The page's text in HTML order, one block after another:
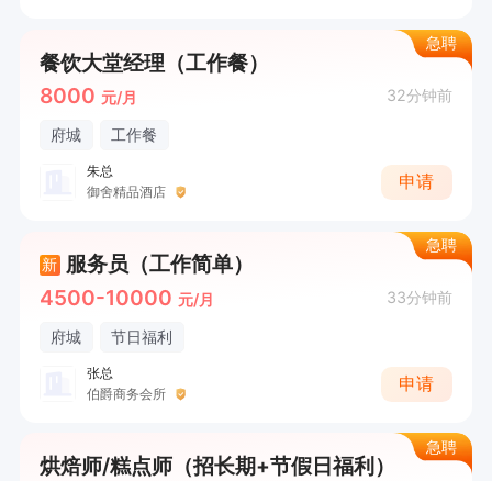
急聘
餐饮大堂经理（工作餐）
8000 元/月 32分钟前
府城 工作餐
朱总
御舍精品酒店
申请
急聘
新 服务员（工作简单）
4500-10000 元/月 33分钟前
府城 节日福利
张总
伯爵商务会所
申请
急聘
烘焙师/糕点师（招长期+节假日福利）